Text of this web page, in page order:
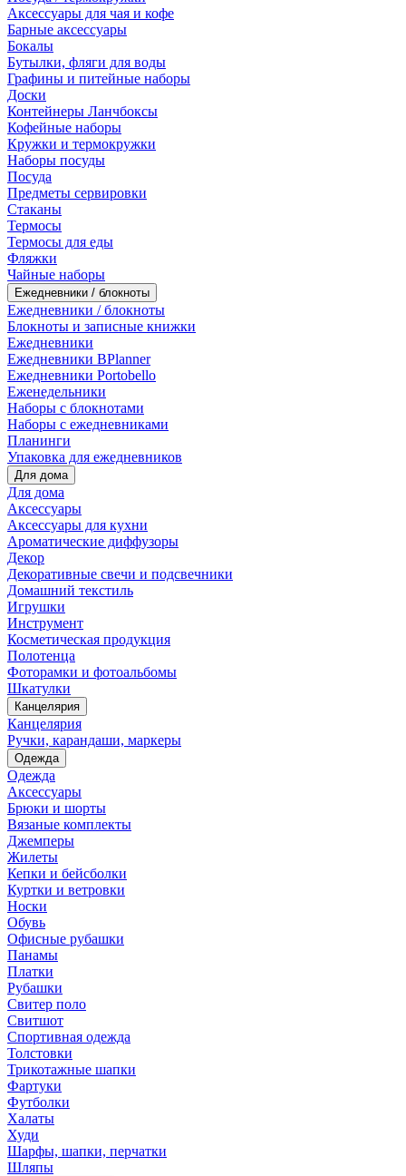
Аксессуары для чая и кофе
Барные аксессуары
Бокалы
Бутылки, фляги для воды
Графины и питейные наборы
Доски
Контейнеры Ланчбоксы
Кофейные наборы
Кружки и термокружки
Наборы посуды
Посуда
Предметы сервировки
Стаканы
Термосы
Термосы для еды
Фляжки
Чайные наборы
Ежедневники / блокноты
Ежедневники / блокноты
Блокноты и записные книжки
Ежедневники
Ежедневники BPlanner
Ежедневники Portobello
Еженедельники
Наборы с блокнотами
Наборы с ежедневниками
Планинги
Упаковка для ежедневников
Для дома
Для дома
Аксессуары
Аксессуары для кухни
Ароматические диффузоры
Декор
Декоративные свечи и подсвечники
Домашний текстиль
Игрушки
Инструмент
Косметическая продукция
Полотенца
Фоторамки и фотоальбомы
Шкатулки
Канцелярия
Канцелярия
Ручки, карандаши, маркеры
Одежда
Одежда
Аксессуары
Брюки и шорты
Вязаные комплекты
Джемперы
Жилеты
Кепки и бейсболки
Куртки и ветровки
Носки
Обувь
Офисные рубашки
Панамы
Платки
Рубашки
Свитер поло
Свитшот
Спортивная одежда
Толстовки
Трикотажные шапки
Фартуки
Футболки
Халаты
Худи
Шарфы, шапки, перчатки
Шляпы